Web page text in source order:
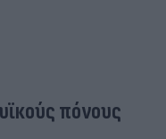
πόνους